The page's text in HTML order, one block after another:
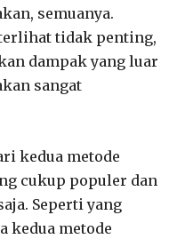
semuanya.
tidak penting,
dampak yang luar
sangat
kedua metode
cukup populer dan
Seperti yang
kedua metode